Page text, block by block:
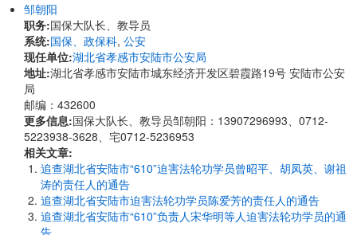
邹朝阳
职务:国保大队长、教导员
系统:国保、政保科, 公安
现任单位:湖北省孝感市安陆市公安局
地址:湖北省孝感市安陆市城东经济开发区碧霞路19号 安陆市公安
局
邮编：432600
更多信息:国保大队长、教导员邹朝阳：13907296993、0712-
5223938-3628、宅0712-5236953
相关文章:
追查湖北省安陆市“610”迫害法轮功学员曾昭平、胡凤英、谢祖
涛的责任人的通告
追查湖北省安陆市迫害法轮功学员陈爱芳的责任人的通告
追查湖北省安陆市“610”负责人宋华明等人迫害法轮功学员的通
告